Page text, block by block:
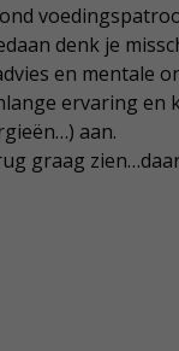
denk je
en mentale
ervaring en
aan.
graag